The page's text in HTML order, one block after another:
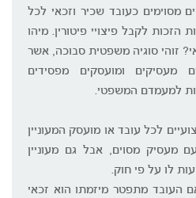
מסוימים כעובד שכיר וזכאי לכל
הזכות לקבל פיצויי פיטורין. מיהו
זוהי סוגיה משפטית סבוכה, אשר
ומועסקים מפסידים
למעמדם המשפטי.
לכל עובד או מועסק המעוניין
מעסיק מסוים, אבל גם מעוניין
לו על פי חוק.
העובד מתפטר מיזמתו הוא זכאי